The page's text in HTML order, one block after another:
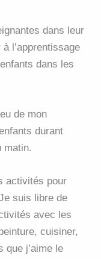
dans leur
l’apprentissage
dans les
de mon
durant
matin.
activités pour
suis libre de
avec les
cuisiner,
que j’aime le